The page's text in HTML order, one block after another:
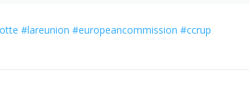
#lareunion #europeancommission #ccrup